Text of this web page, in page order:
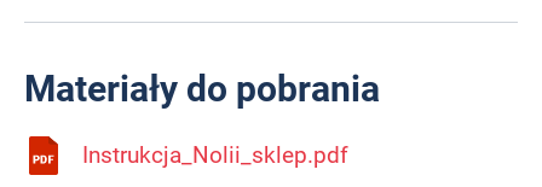
Materiały do pobrania
Instrukcja_Nolii_sklep.pdf